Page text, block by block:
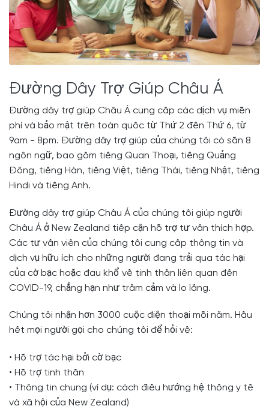
Đường Dây Trợ Giúp Châu Á
Đường dây trợ giúp Châu Á cung cấp các dịch vụ miễn
phí và bảo mật trên toàn quốc từ Thứ 2 đến Thứ 6, từ
9am - 8pm. Đường dây trợ giúp của chúng tôi có sẵn 8
ngôn ngữ, bao gồm tiếng Quan Thoại, tiếng Quảng
Đông, tiếng Hàn, tiếng Việt, tiếng Thái, tiếng Nhật, tiếng
Hindi và tiếng Anh.
Đường dây trợ giúp Châu Á của chúng tôi giúp người
Châu Á ở New Zealand tiếp cận hỗ trợ tư vấn thích hợp.
Các tư vấn viên của chúng tôi cung cấp thông tin và
dịch vụ hữu ích cho những người đang trải qua tác hại
của cờ bạc hoặc đau khổ về tinh thần liên quan đến
COVID-19, chẳng hạn như trầm cảm và lo lắng.
Chúng tôi nhận hơn 3000 cuộc điện thoại mỗi năm. Hầu
hết mọi người gọi cho chúng tôi để hỏi về:
• Hỗ trợ tác hại bởi cờ bạc
• Hỗ trợ tinh thần
• Thông tin chung (ví dụ: cách điều hướng hệ thống y tế
và xã hội của New Zealand)